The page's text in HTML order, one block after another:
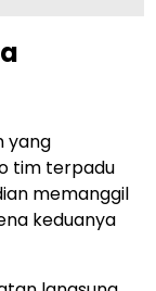
yang
tim terpadu
memanggil
keduanya